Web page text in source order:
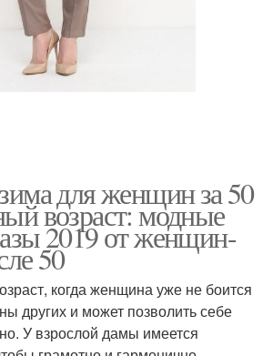
для женщин за 50
возраст: модные
2019 от женщин-
50
когда женщина уже не боится
других и может позволить себе
У взрослой дамы имеется